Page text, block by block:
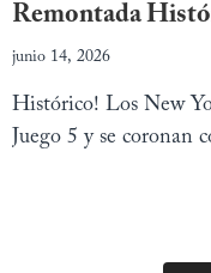
Remontada
junio 14, 2026
Histórico! Los New
Juego 5 y se coronan